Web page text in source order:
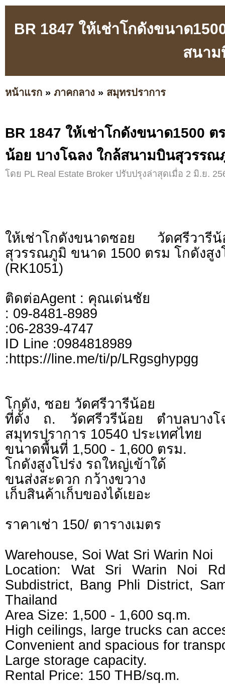
BR 1847 ให้เช่าโกดังขนาด
สนา
หน้าแรก » ภาคกลาง » สมุทรปราการ
BR 1847 ให้เช่าโกดังขนาด1500
น้อย บางโฉลง ใกล้สนามบินสุวรรณ
โดย PL Real Estate Broker ปรับปรุงล่าสุดเมื่อ 2 มิ.ย.
ให้เช่าโกดังขนาดซอย วัดศรีวา
สุวรรณภูมิ ขนาด 1500 ตรม โกดังสูง
(RK1051)
ติดต่อAgent : คุณเด่นชัย
: 09-8481-8989
:06-2839-4747
ID Line :0984818989
:https://line.me/ti/p/LRgsghypgg
โกดัง, ซอย วัดศรีวารีน้อย
ที่ตั้ง ถ. วัดศรีวรีน้อย ตำบลบางโ
สมุทรปราการ 10540 ประเทศไทย
ขนาดพื้นที่ 1,500 - 1,600 ตรม.
โกดังสูงโปร่ง รถใหญ่เข้าใด้
ขนส่งสะดวก กว้างขวาง
เก็บสินค้าเก็บของได้เยอะ
ราคาเช่า 150/ ตารางเมตร
Warehouse, Soi Wat Sri Warin Noi
Location: Wat Sri Warin Noi
Subdistrict, Bang Phli District,
Thailand
Area Size: 1,500 - 1,600 sq.m.
High ceilings, large trucks can
Convenient and spacious for
Large storage capacity.
Rental Price: 150 THB/sq.m.